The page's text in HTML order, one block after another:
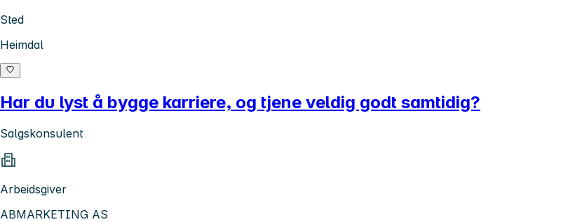
Sted
Heimdal
Har du lyst å bygge karriere, og tjene veldig godt samtidig?
Salgskonsulent
Arbeidsgiver
ABMARKETING AS